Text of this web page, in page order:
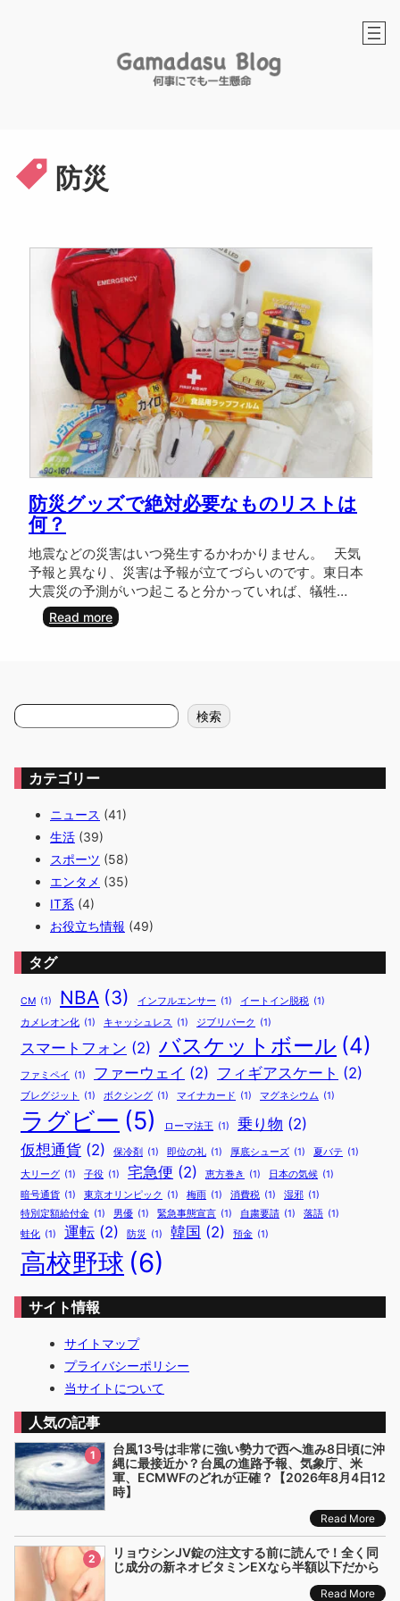
防災
防災グッズで絶対必要なものリストは
何？
地震などの災害はいつ発生するかわかりません。 天気
予報と異なり、災害は予報が立てづらいのです。東日本
大震災の予測がいつ起こると分かっていれば、犠牲…
Read more:
ズ
必
要
も
リ
ト
何
検
索
検索
カテゴリー
ニュース (41)
生活 (39)
スポーツ (58)
エンタメ (35)
IT系 (4)
お役立ち情報 (49)
タグ
CM (1) NBA (3) インフルエンサー (1) イートイン脱税 (1)
カメレオン化 (1) キャッシュレス (1) ジブリパーク (1)
スマートフォン (2) バスケットボール (4)
ファミペイ (1) ファーウェイ (2) フィギアスケート (2)
ブレグジット (1) ボクシング (1) マイナカード (1) マグネシウム (1)
ラグビー (5) ローマ法王 (1) 乗り物 (2)
仮想通貨 (2) 保冷剤 (1) 即位の礼 (1) 厚底シューズ (1) 夏バテ (1)
大リーグ (1) 子役 (1) 宅急便 (2) 恵方巻き (1) 日本の気候 (1)
暗号通貨 (1) 東京オリンピック (1) 梅雨 (1) 消費税 (1) 湿邪 (1)
特別定額給付金 (1) 男優 (1) 緊急事態宣言 (1) 自粛要請 (1) 落語 (1)
蛙化 (1) 運転 (2) 防災 (1) 韓国 (2) 預金 (1)
高校野球 (6)
サイト情報
サイトマップ
プライバシーポリシー
当サイトについて
人気の記事
1
台風13号は非常に強い勢力で西へ進み8日頃に沖
縄に最接近か？台風の進路予報、気象庁、米
軍、ECMWFのどれが正確？【2026年8月4日12
時】
Read More
2
リョウシンJV錠の注文する前に読んで！全く同
じ成分の新ネオビタミンEXなら半額以下だから
Read More